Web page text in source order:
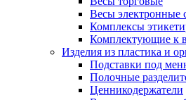
Весы электронные
Комплексы
Комплектующие к
Изделия из пластика и
Подставки под
Полочные
Ценникодержатели